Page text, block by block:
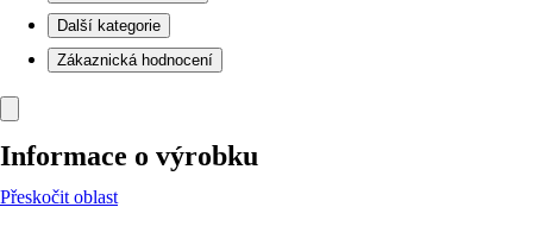
Další kategorie
Zákaznická hodnocení
Informace o výrobku
Přeskočit oblast